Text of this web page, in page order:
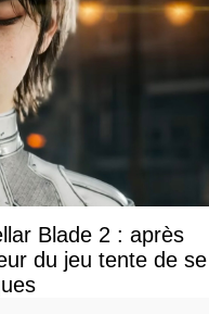
Blade 2 : après
du jeu tente de se